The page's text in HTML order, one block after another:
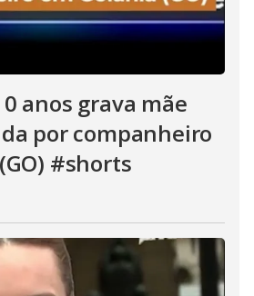
anos grava mãe
por companheiro
#shorts